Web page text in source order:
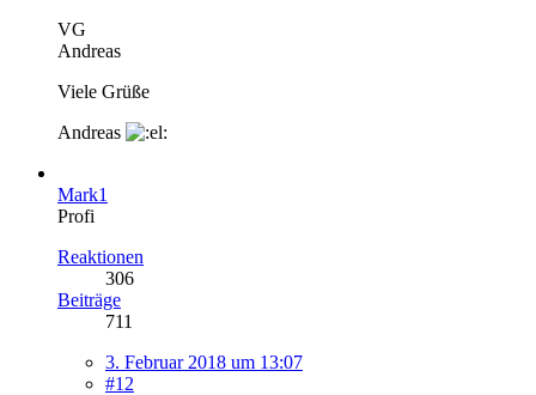
VG
Andreas
Viele Grüße
Andreas
Mark1
Profi
Reaktionen
306
Beiträge
711
3. Februar 2018 um 13:07
#12